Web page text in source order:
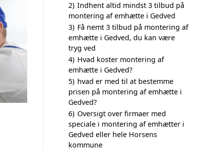
2) Indhent altid mindst 3 tilbud på
montering af emhætte i Gedved
3) Få nemt 3 tilbud på montering af
emhætte i Gedved, du kan være
tryg ved
4) Hvad koster montering af
emhætte i Gedved?
5) hvad er med til at bestemme
prisen på montering af emhætte i
Gedved?
6) Oversigt over firmaer med
speciale i montering af emhætter i
Gedved eller hele Horsens
kommune